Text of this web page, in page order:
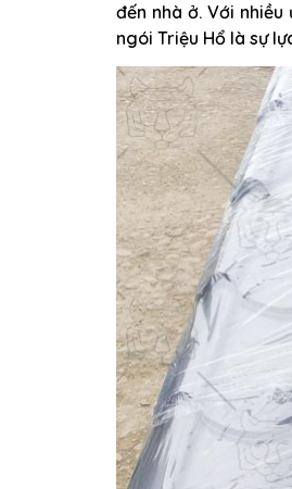
đến nhà ở. Với
ngói Triệu Hổ là sự